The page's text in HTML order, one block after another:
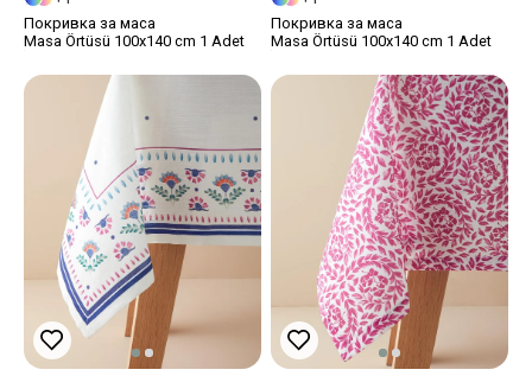
Покривка за маса
Masa Örtüsü 100x140 cm 1 Adet
Покривка за маса
Masa Örtüsü 100x140 cm 1 Adet